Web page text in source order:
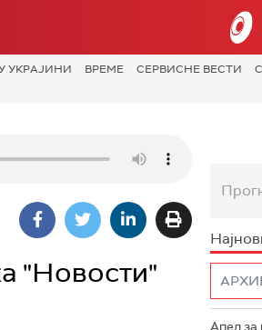
УКРАЈИНИ ВРЕМЕ СЕРВИСНЕ ВЕСТИ
"Новости"
Апел